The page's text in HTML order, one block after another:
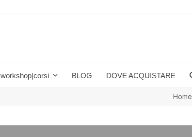
workshop|corsi BLOG DOVE ACQUISTARE
Home